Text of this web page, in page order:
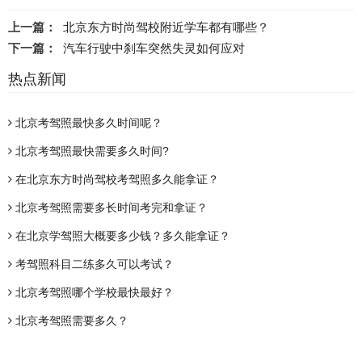
上一篇：
北京东方时尚驾校附近学车都有哪些？
下一篇：
汽车行驶中刹车突然失灵如何应对
热点新闻
北京考驾照最快多久时间呢？
北京考驾照最快需要多久时间?
在北京东方时尚驾校考驾照多久能拿证？
北京考驾照需要多长时间考完和拿证？
在北京学驾照大概要多少钱？多久能拿证？
考驾照科目二练多久可以考试？
北京考驾照哪个学校最快最好？
北京考驾照需要多久？